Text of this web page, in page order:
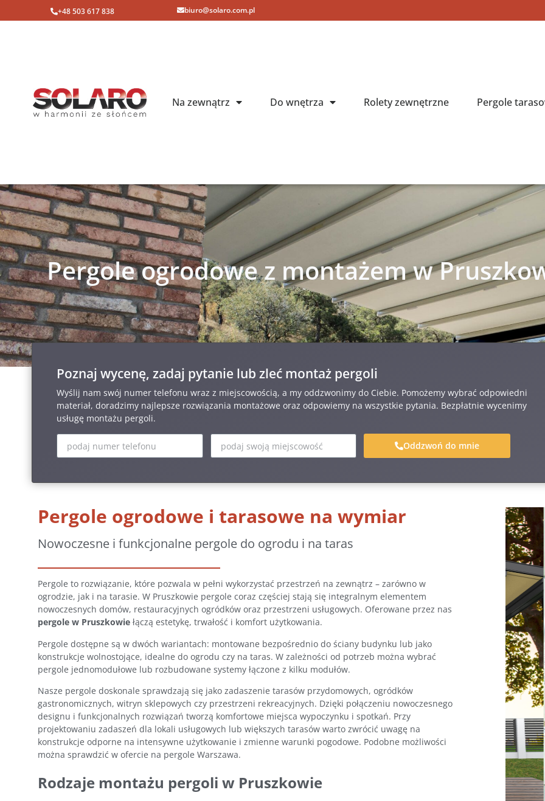
+48 503 617 838 biuro@solaro.com.pl
Na zewnątrz Do wnętrza Rolety zewnętrzne Pergole
Pergole ogrodowe z montażem w
Poznaj wycenę, zadaj pytanie lub zleć montaż pergoli
Wyślij nam swój numer telefonu wraz z miejscowością, a my oddzwonimy do Ciebie. Pomożemy wybrać odpowiedni
materiał, doradzimy najlepsze rozwiązania montażowe oraz odpowiemy na wszystkie pytania. Bezpłatnie wycenimy
usługę montażu pergoli.
Oddzwoń do mnie
Pergole ogrodowe i tarasowe na wymiar
Nowoczesne i funkcjonalne pergole do ogrodu i na taras
Pergole to rozwiązanie, które pozwala w pełni wykorzystać przestrzeń na zewnątrz – zarówno w
ogrodzie, jak i na tarasie. W Pruszkowie pergole coraz częściej stają się integralnym elementem
nowoczesnych domów, restauracyjnych ogródków oraz przestrzeni usługowych. Oferowane przez nas
pergole w Pruszkowie łączą estetykę, trwałość i komfort użytkowania.
Pergole dostępne są w dwóch wariantach: montowane bezpośrednio do ściany budynku lub jako
konstrukcje wolnostojące, idealne do ogrodu czy na taras. W zależności od potrzeb można wybrać
pergole jednomodułowe lub rozbudowane systemy łączone z kilku modułów.
Nasze pergole doskonale sprawdzają się jako zadaszenie tarasów przydomowych, ogródków
gastronomicznych, witryn sklepowych czy przestrzeni rekreacyjnych. Dzięki połączeniu nowoczesnego
designu i funkcjonalnych rozwiązań tworzą komfortowe miejsca wypoczynku i spotkań. Przy
projektowaniu zadaszeń dla lokali usługowych lub większych tarasów warto zwrócić uwagę na
konstrukcje odporne na intensywne użytkowanie i zmienne warunki pogodowe. Podobne możliwości
można sprawdzić w ofercie na pergole Warszawa.
Rodzaje montażu pergoli w Pruszkowie